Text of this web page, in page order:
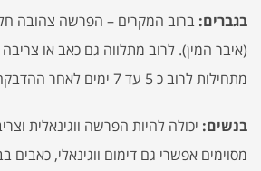
בגברים: ברוב המקרים – הפרשה צהובה
(איבר המין). לרוב מתלווה גם כאב או
מתחילות לרוב כ 5 עד 7 ימים לאחר ההדבקה.
בנשים: יכולה להיות הפרשה ווגינאלית
מסוימים אפשרי גם דימום ווגינאלי,